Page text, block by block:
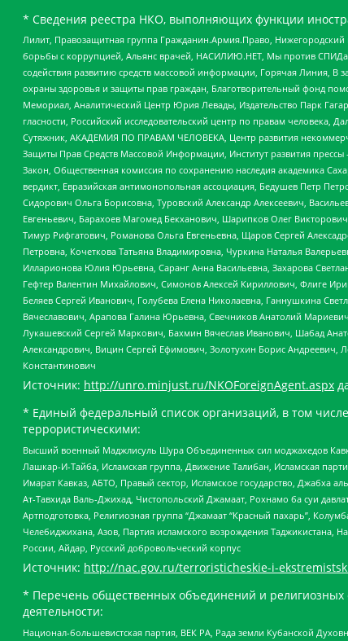
* Сведения реестра НКО, выполняющих функции
Лилит, Правозащитная группа Гражданин.Армия.Право,
борьбы с коррупцией, Альянс врачей, НАСИЛИЮ.НЕТ, Мы против СПИДа,
содействия развитию средств массовой информации, Горячая Линия,
охраны здоровья и защиты прав граждан, Благотворительный фонд
Мемориал, Аналитический Центр Юрия Левады, Издательство Парк
гласности, Российский исследовательский центр по правам человека,
Сутяжник, АКАДЕМИЯ ПО ПРАВАМ ЧЕЛОВЕКА, Центр развития
Защиты Прав Средств Массовой Информации, Институт развития
Закон, Общественная комиссия по сохранению наследия академика
вердикт, Евразийская антимонопольная ассоциация, Бедушев Петр
Сидорович Ольга Борисовна, Туровский Александр Алексеевич,
Евгеньевич, Барахоев Магомед Бекханович, Шарипков Олег
Тимур Рифгатович, Романова Ольга Евгеньевна, Щаров Сергей
Петровна, Кочеткова Татьяна Владимировна, Чуркина Наталья
Илларионова Юлия Юрьевна, Саранг Анна Васильевна, Захарова
Гефтер Валентин Михайлович, Симонов Алексей Кириллович, Флиге
Беляев Сергей Иванович, Голубева Елена Николаевна, Ганнушкина
Вячеславович, Арапова Галина Юрьевна, Свечников Анатолий
Лукашевский Сергей Маркович, Бахмин Вячеслав Иванович, Шабад
Александрович, Вицин Сергей Ефимович, Золотухин Борис
Константинович
Источник: http://unro.minjust.ru/NKOForeignAgent.aspx
* Единый федеральный список организаций, в том
террористическими:
Высший военный Маджлисуль Шура Объединенных сил моджахедов
Лашкар-И-Тайба, Исламская группа, Движение Талибан, Исламская
Имарат Кавказ, АБТО, Правый сектор, Исламское государство,
Ат-Тавхида Валь-Джихад, Чистопольский Джамаат, Рохнамо ба суи
Артподготовка, Религиозная группа “Джамаат “Красный пахарь”,
Челебиджихана, Азов, Партия исламского возрождения
России, Айдар, Русский добровольческий корпус
Источник: http://nac.gov.ru/terroristicheskie-i-
* Перечень общественных объединений и
деятельности:
Национал-большевистская партия, ВЕК РА, Рада земли Кубанской